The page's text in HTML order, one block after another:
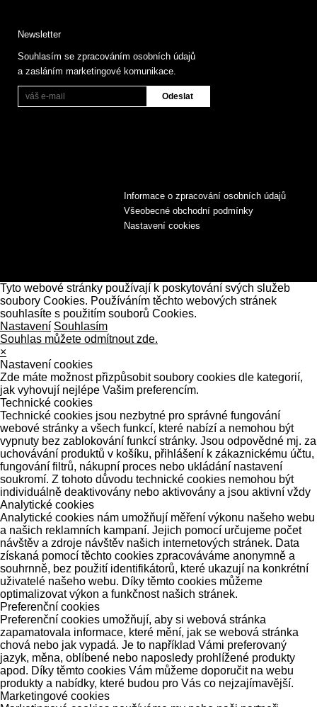
Newsletter
Souhlasím se zpracováním osobních údajů
a zasláním marketingové komunikace.
Informace o zpracování osobních údajů
Všeobecné obchodní podmínky
Nastavení cookies
Tyto webové stránky používají k poskytování svých služeb
soubory Cookies. Používáním těchto webových stránek
souhlasíte s použitím souborů Cookies.
Nastavení Souhlasím
Souhlas můžete odmítnout zde.
×
Nastavení cookies
Zde máte možnost přizpůsobit soubory cookies dle kategorií,
jak vyhovují nejlépe Vašim preferencím.
Technické cookies
Technické cookies jsou nezbytné pro správné fungování
webové stránky a všech funkcí, které nabízí a nemohou být
vypnuty bez zablokování funkcí stránky. Jsou odpovědné mj. za
uchovávání produktů v košíku, přihlášení k zákaznickému účtu,
fungování filtrů, nákupní proces nebo ukládání nastavení
soukromí. Z tohoto důvodu technické cookies nemohou být
individuálně deaktivovány nebo aktivovány a jsou aktivní vždy
Analytické cookies
Analytické cookies nám umožňují měření výkonu našeho webu
a našich reklamních kampaní. Jejich pomocí určujeme počet
návštěv a zdroje návštěv našich internetových stránek. Data
získaná pomocí těchto cookies zpracováváme anonymně a
souhrnně, bez použití identifikátorů, které ukazují na konkrétní
uživatelé našeho webu. Díky těmto cookies můžeme
optimalizovat výkon a funkčnost našich stránek.
Preferenční cookies
Preferenční cookies umožňují, aby si webová stránka
zapamatovala informace, které mění, jak se webová stránka
chová nebo jak vypadá. Je to například Vámi preferovaný
jazyk, měna, oblíbené nebo naposledy prohlížené produkty
apod. Díky těmto cookies Vám můžeme doporučit na webu
produkty a nabídky, které budou pro Vás co nejzajímavější.
Marketingové cookies